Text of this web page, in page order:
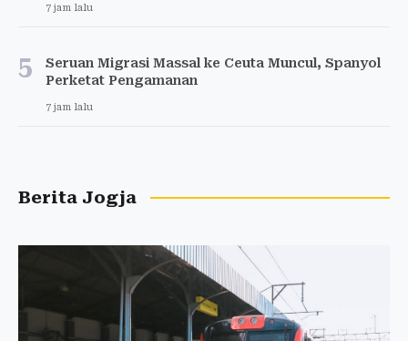
7 jam lalu
5
Seruan Migrasi Massal ke Ceuta Muncul, Spanyol
Perketat Pengamanan
7 jam lalu
Berita Jogja